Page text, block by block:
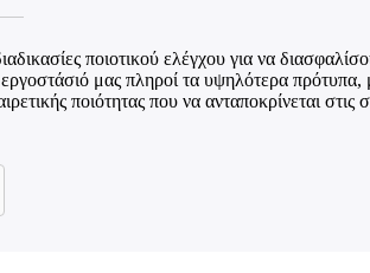
ποιοτικού ελέγχου για να
μας πληροί τα υψηλότερα πρότυπα,
ποιότητας που να ανταποκρίνεται στις